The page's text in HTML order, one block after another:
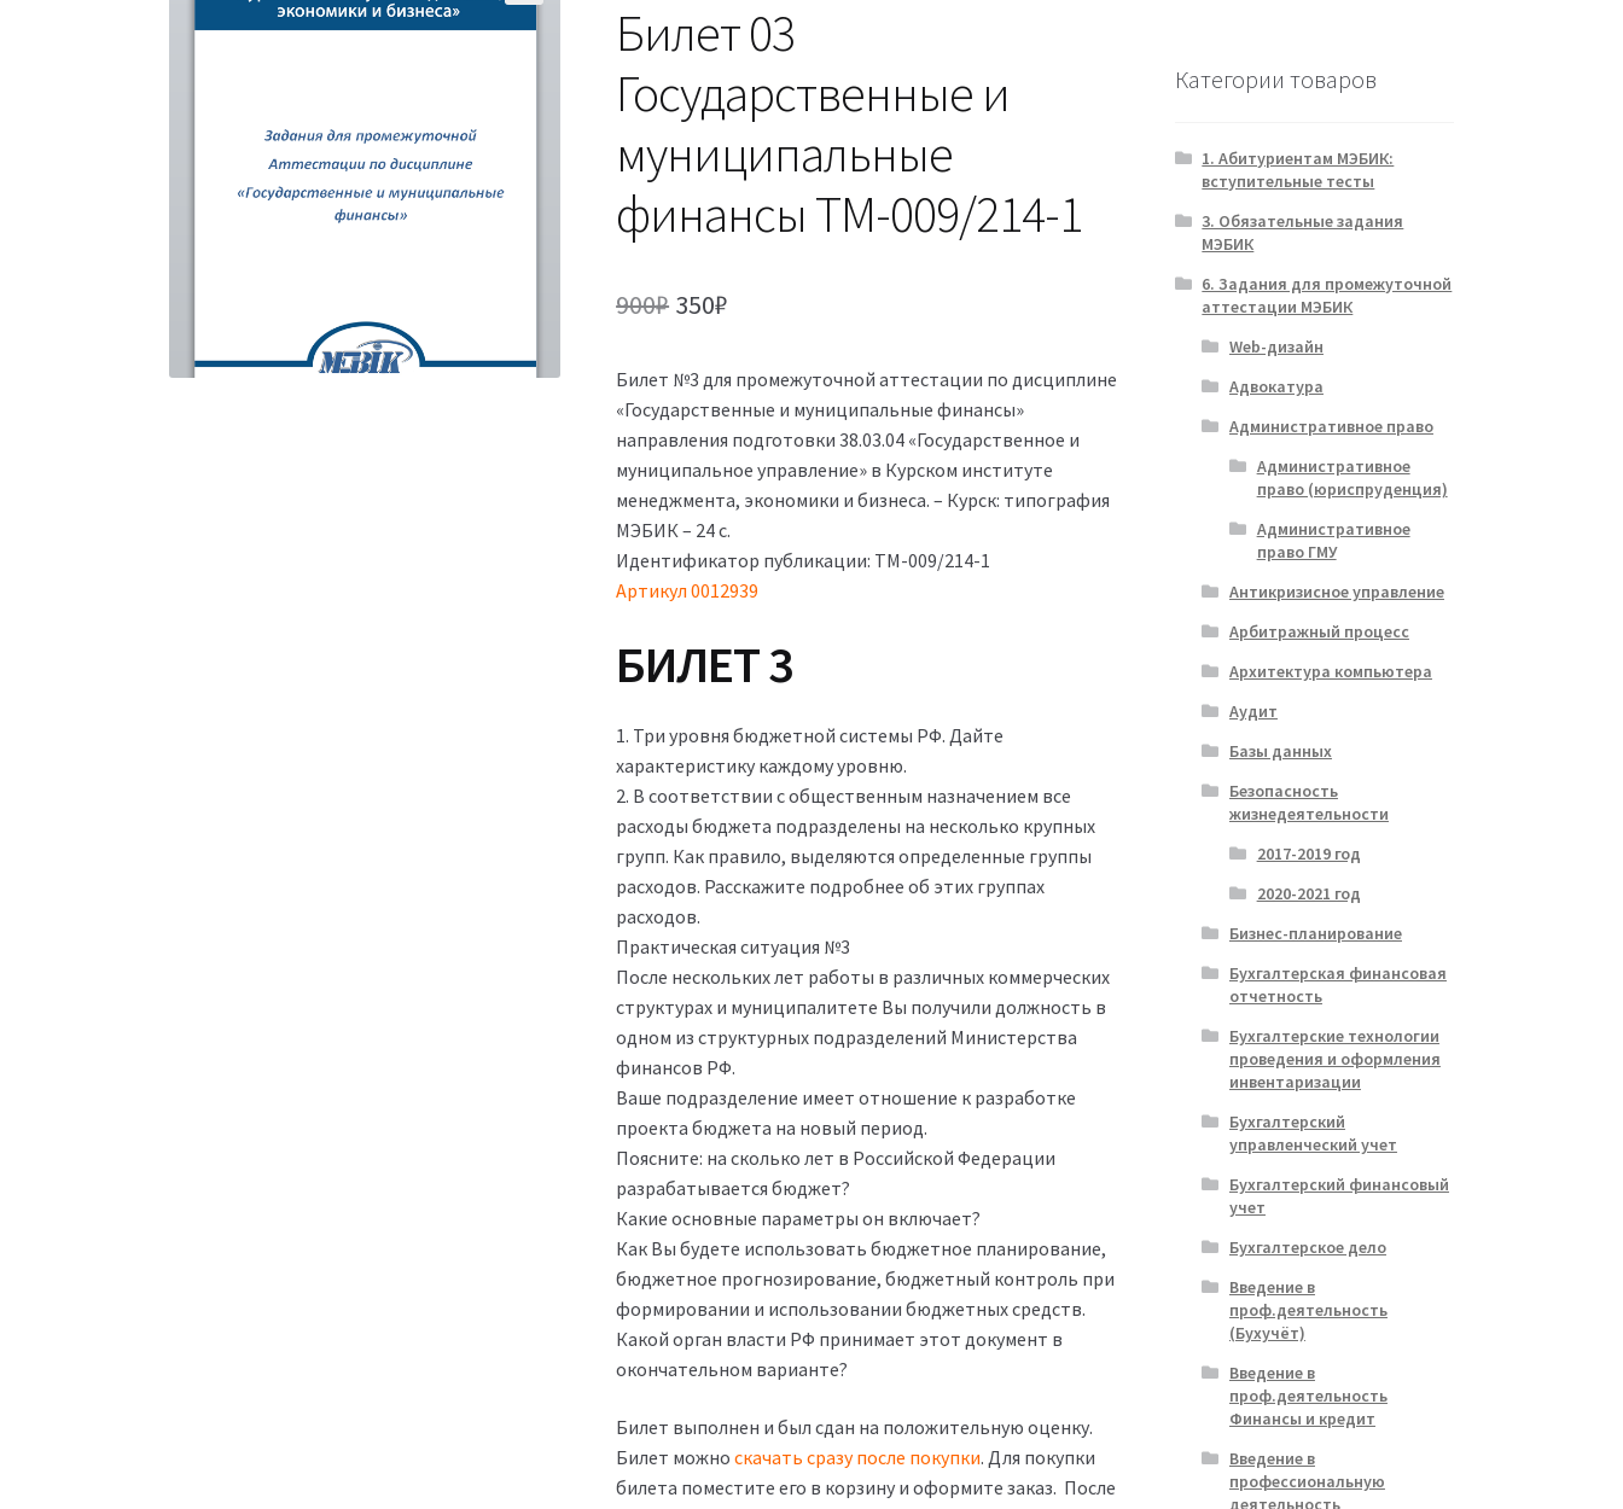
Билет 03
Государственные и
муниципальные
финансы ТМ-009/214-1
900₽ Первоначальная
составляла
900₽.
350₽
350₽.
Билет №3 для промежуточной аттестации по дисциплине
«Государственные и муниципальные финансы»
направления подготовки 38.03.04 «Государственное и
муниципальное управление» в Курском институте
менеджмента, экономики и бизнеса. – Курск: типография
МЭБИК – 24 с.
Идентификатор публикации: ТМ-009/214-1
Артикул 0012939
БИЛЕТ 3
1. Три уровня бюджетной системы РФ. Дайте
характеристику каждому уровню.
2. В соответствии с общественным назначением все
расходы бюджета подразделены на несколько крупных
групп. Как правило, выделяются определенные группы
расходов. Расскажите подробнее об этих группах
расходов.
Практическая ситуация №3
После нескольких лет работы в различных коммерческих
структурах и муниципалитете Вы получили должность в
одном из структурных подразделений Министерства
финансов РФ.
Ваше подразделение имеет отношение к разработке
проекта бюджета на новый период.
Поясните: на сколько лет в Российской Федерации
разрабатывается бюджет?
Какие основные параметры он включает?
Как Вы будете использовать бюджетное планирование,
бюджетное прогнозирование, бюджетный контроль при
формировании и использовании бюджетных средств.
Какой орган власти РФ принимает этот документ в
окончательном варианте?
Билет выполнен и был сдан на положительную оценку.
Билет можноскачать сразу после покупки. Для покупки
билета поместите его в корзину и оформите заказ. После
Категории товаров
1. Абитуриентам МЭБИК:
вступительные тесты
3. Обязательные задания
МЭБИК
6. Задания для промежуточной
аттестации МЭБИК
Web-дизайн
Адвокатура
Административное право
Административное
право (юриспруденция)
Административное
право ГМУ
Антикризисное управление
Арбитражный процесс
Архитектура компьютера
Аудит
Базы данных
Безопасность
жизнедеятельности
2017-2019 год
2020-2021 год
Бизнес-планирование
Бухгалтерская финансовая
отчетность
Бухгалтерские технологии
проведения и оформления
инвентаризации
Бухгалтерский
управленческий учет
Бухгалтерский финансовый
учет
Бухгалтерское дело
Введение в
проф.деятельность
(Бухучёт)
Введение в
проф.деятельность
Финансы и кредит
Введение в
профессиональную
деятельность